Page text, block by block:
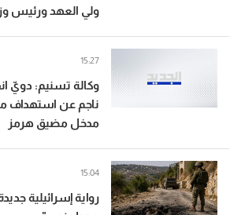
ولي العهد ورئيس
وكالة تسنيم: دويّ
ناجم عن استهداف
مدخل مضيق هرمز
15:27
رواية إسرائيلية
15:04